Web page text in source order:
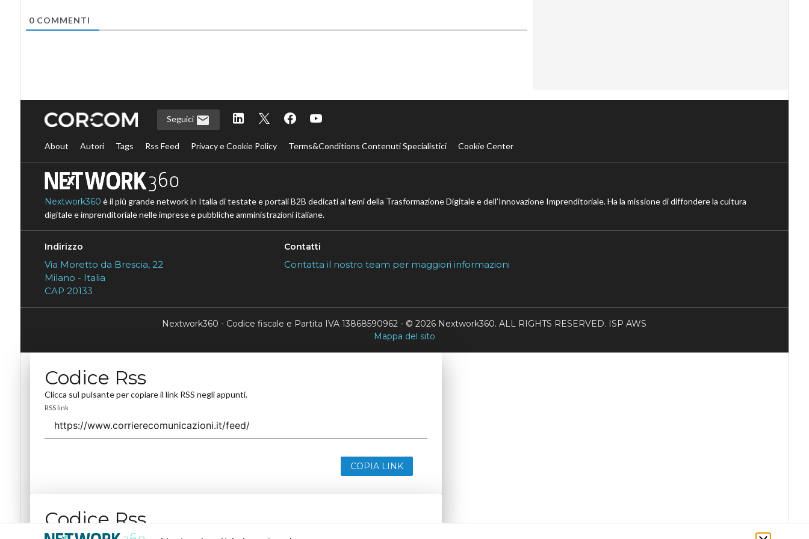
0COMMENTI
Seguici
About Autori Tags Rss Feed Privacy e Cookie Policy Terms&Conditions Contenuti Specialistici Cookie Center
Nextwork360 è il più grande network in Italia di testate e portali B2B dedicati ai temi della Trasformazione Digitale e dell’Innovazione Imprenditoriale. Ha la missione di diffondere la cultura
digitale e imprenditoriale nelle imprese e pubbliche amministrazioni italiane.
Indirizzo
Via Moretto da Brescia, 22
Milano - Italia
CAP 20133
Contatti
Contatta il nostro team per maggiori informazioni
Nextwork360 - Codice fiscale e Partita IVA 13868590962 - © 2026 Nextwork360. ALL RIGHTS RESERVED. ISP AWS
Mappa del sito
Codice Rss
Clicca sul pulsante per copiare il link RSS negli appunti.
RSS link
COPIA LINK
Codice Rss
Clicca sul pulsante per copiare il link RSS negli appunti.